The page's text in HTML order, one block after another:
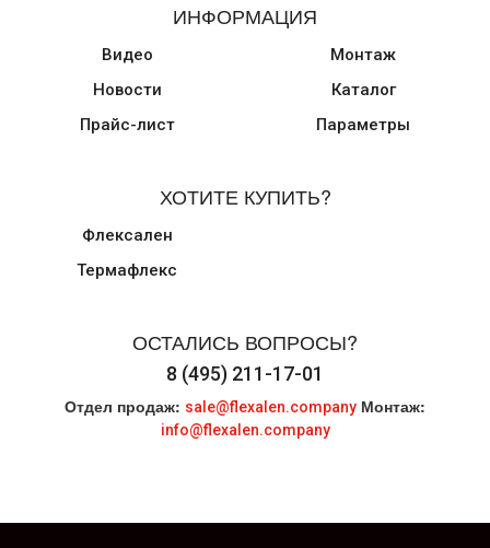
ИНФОРМАЦИЯ
Видео
Новости
Прайс-лист
Монтаж
Каталог
Параметры
ХОТИТЕ КУПИТЬ?
Флексален
Термафлекс
ОСТАЛИСЬ ВОПРОСЫ?
8 (495) 211-17-01
Отдел продаж: sale@flexalen.company Монтаж:
info@flexalen.company